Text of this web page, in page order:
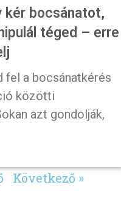
kér bocsánatot,
téged – erre
fel a bocsánatkérés
közötti
azt gondolják,
Következő »